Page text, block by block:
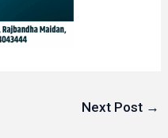
Next Post →